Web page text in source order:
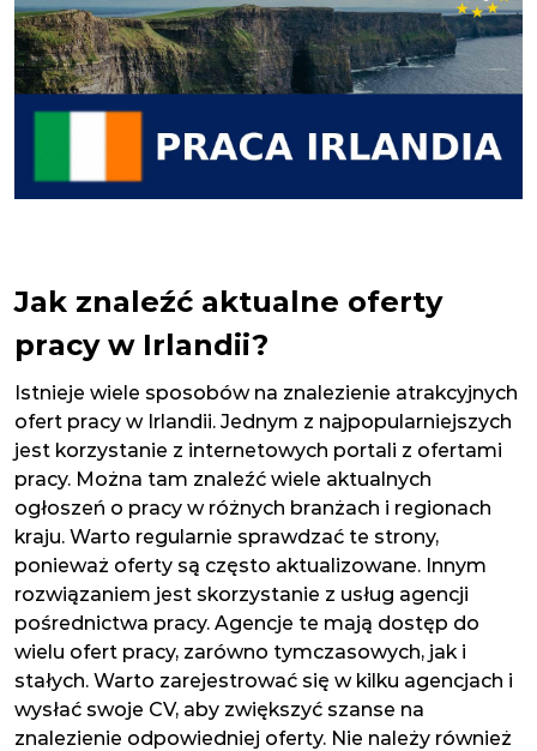
Jak znaleźć aktualne oferty
pracy w Irlandii?
Istnieje wiele sposobów na znalezienie atrakcyjnych
ofert pracy w Irlandii. Jednym z najpopularniejszych
jest korzystanie z internetowych portali z ofertami
pracy. Można tam znaleźć wiele aktualnych
ogłoszeń o pracy w różnych branżach i regionach
kraju. Warto regularnie sprawdzać te strony,
ponieważ oferty są często aktualizowane. Innym
rozwiązaniem jest skorzystanie z usług agencji
pośrednictwa pracy. Agencje te mają dostęp do
wielu ofert pracy, zarówno tymczasowych, jak i
stałych. Warto zarejestrować się w kilku agencjach i
wysłać swoje CV, aby zwiększyć szanse na
znalezienie odpowiedniej oferty. Nie należy również